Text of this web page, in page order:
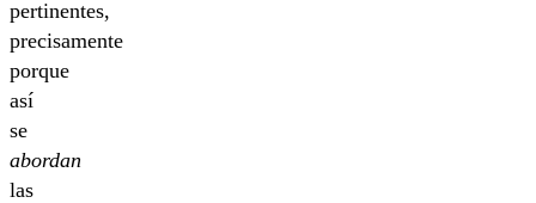
pertinentes,
precisamente
porque
así
se
abordan
las